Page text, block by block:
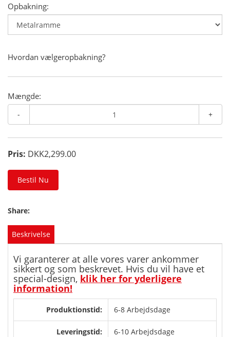
Opbakning:
Hvordan vælgeropbakning?
Mængde:
- +
Pris: DKK2,299.00
Bestil Nu
Share:
Beskrivelse
Vi garanterer at alle vores varer ankommer
sikkert og som beskrevet. Hvis du vil have et
special-design, klik her for yderligere
information!
Produktionstid: 6-8 Arbejdsdage
Leveringstid: 6-10 Arbejdsdage